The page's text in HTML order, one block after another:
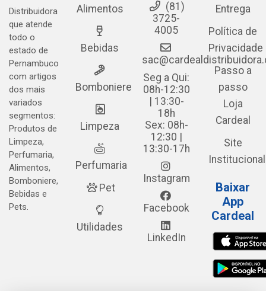
Distribuidora
que atende
todo o
estado de
Pernambuco
com artigos
dos mais
variados
segmentos:
Produtos de
Limpeza,
Perfumaria,
Alimentos,
Bomboniere,
Bebidas e
Pets.
Alimentos
Bebidas
Bomboniere
Limpeza
Perfumaria
Pet
Utilidades
(81)
3725-
4005
Seg a Qui:
08h-12:30
| 13:30-
18h
Sex: 08h-
12:30 |
13:30-17h
Instagram
Facebook
LinkedIn
Entrega
Política de
Privacidade
Passo a
passo
Loja
Cardeal
Site
Institucional
Baixar
App
Cardeal